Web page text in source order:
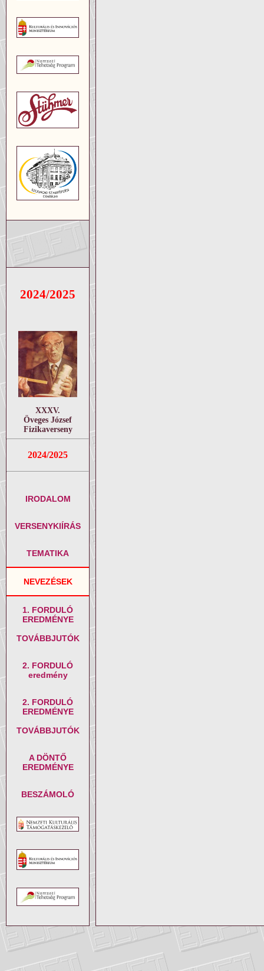
2024/2025
XXXV.
Öveges József
Fizikaverseny
2024/2025
IRODALOM
VERSENYKIÍRÁS
TEMATIKA
NEVEZÉSEK
1. FORDULÓ
EREDMÉNYE
TOVÁBBJUTÓK
2. FORDULÓ
eredmény
2. FORDULÓ
EREDMÉNYE
TOVÁBBJUTÓK
A DÖNTŐ
EREDMÉNYE
BESZÁMOLÓ